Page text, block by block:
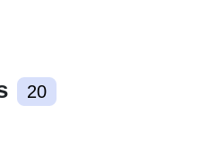
20